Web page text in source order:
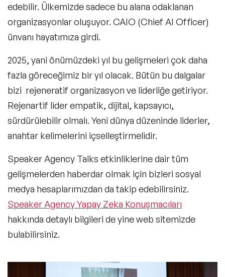
edebilir. Ülkemizde sadece bu alana odaklanan
organizasyonlar oluşuyor. CAIO (Chief AI Officer)
ünvanı hayatımıza girdi.
2025, yani önümüzdeki yıl bu gelişmeleri çok daha
fazla göreceğimiz bir yıl olacak. Bütün bu dalgalar
bizi rejeneratif organizasyon ve liderliğe getiriyor.
Rejenartif lider empatik, dijital, kapsayıcı,
sürdürülebilir olmalı. Yeni dünya düzeninde liderler,
anahtar kelimelerini içselleştirmelidir.
Speaker Agency Talks etkinliklerine dair tüm
gelişmelerden haberdar olmak için bizleri sosyal
medya hesaplarımızdan da takip edebilirsiniz.
Speaker Agency Yapay Zeka Konuşmacıları
hakkında detaylı bilgileri de yine web sitemizde
bulabilirsiniz.